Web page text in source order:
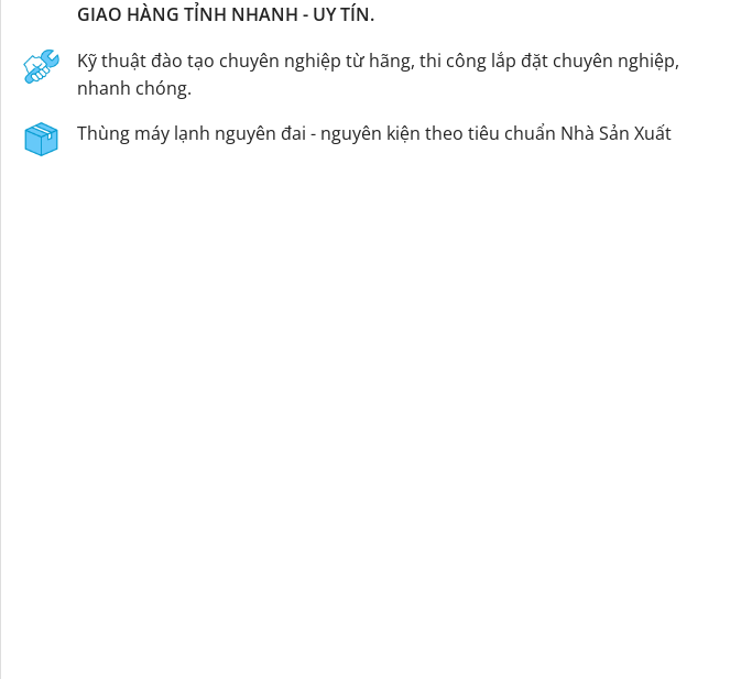
GIAO HÀNG TỈNH NHANH - UY TÍN.
Kỹ thuật đào tạo chuyên nghiệp từ hãng, thi công lắp đặt chuyên nghiệp,
nhanh chóng.
Thùng máy lạnh nguyên đai - nguyên kiện theo tiêu chuẩn Nhà Sản Xuất